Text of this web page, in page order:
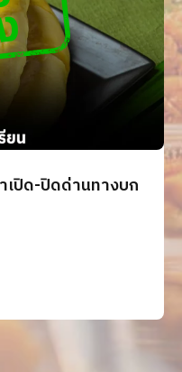
เปิด-ปิดด่านทางบก